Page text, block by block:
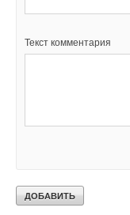
Текст комментария